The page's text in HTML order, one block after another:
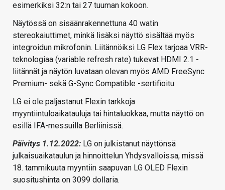
esimerkiksi 32:n tai 27 tuuman kokoon.
Näytössä on sisäänrakennettuna 40 watin
stereokaiuttimet, minkä lisäksi näyttö sisältää myös
integroidun mikrofonin. Liitännöiksi LG Flex tarjoaa VRR-
teknologiaa (variable refresh rate) tukevat HDMI 2.1 -
liitännät ja näytön luvataan olevan myös AMD FreeSync
Premium- sekä G-Sync Compatible -sertifioitu.
LG ei ole paljastanut Flexin tarkkoja
myyntiintuloaikatauluja tai hintaluokkaa, mutta näyttö on
esillä IFA-messuilla Berliinissä.
Päivitys 1.12.2022: LG on julkistanut näyttönsä
julkaisuaikataulun ja hinnoittelun Yhdysvalloissa, missä
18. tammikuuta myyntiin saapuvan LG OLED Flexin
suositushinta on 3099 dollaria.